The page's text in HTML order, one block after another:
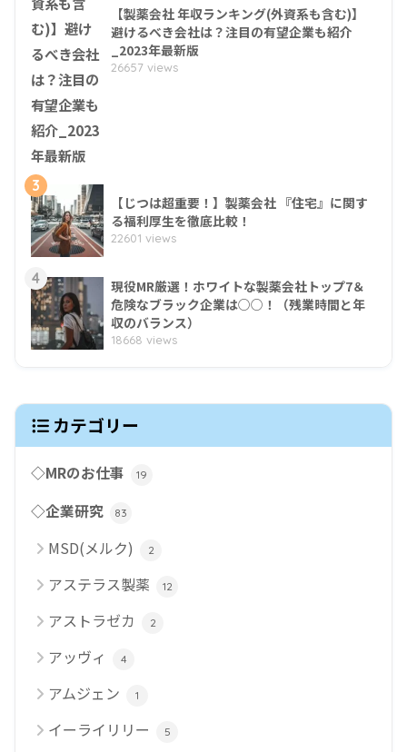
【製薬会社 年収ランキング(外資系も含む)】
避けるべき会社は？注目の有望企業も紹介
_2023年最新版
26657 views
3
【じつは超重要！】製薬会社 『住宅』に関す
る福利厚生を徹底比較！
22601 views
4
現役MR厳選！ホワイトな製薬会社トップ7＆
危険なブラック企業は○○！（残業時間と年
収のバランス）
18668 views
カテゴリー
◇MRのお仕事 19
◇企業研究 83
MSD(メルク) 2
アステラス製薬 12
アストラゼカ 2
アッヴィ 4
アムジェン 1
イーライリリー 5